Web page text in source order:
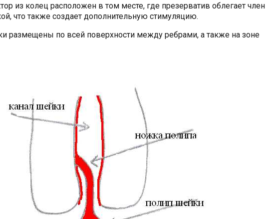
из колец расположен в том месте, где презерватив облегает член
что также создает дополнительную стимуляцию.
размещены по всей поверхности между ребрами, а также на зоне